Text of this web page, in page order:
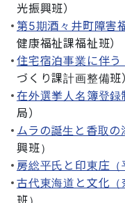
光振興班）
第5期酒々井町障害
健康福祉課福祉班）
住宅宿泊事業に伴
づくり課計画整備班
在外選挙人名簿登
局）
ムラの誕生と香取の
興班）
房総平氏と印東庄（
古代東海道と文化（
班）